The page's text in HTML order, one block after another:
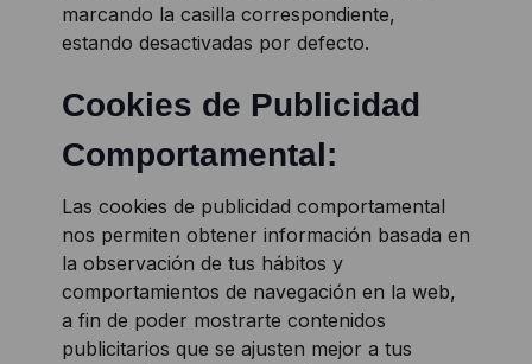
marcando la casilla correspondiente,
estando desactivadas por defecto.
Cookies de Publicidad
Comportamental:
Las cookies de publicidad comportamental
nos permiten obtener información basada en
la observación de tus hábitos y
comportamientos de navegación en la web,
a fin de poder mostrarte contenidos
publicitarios que se ajusten mejor a tus